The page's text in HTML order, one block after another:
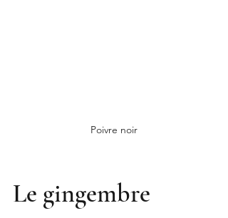
Poivre noir
Le gingembre